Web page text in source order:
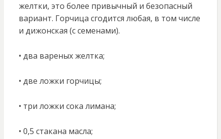
желтки, это более привычный и безопасный
вариант. Горчица сгодится любая, в том числе
и дижонская (с семенами).
• два вареных желтка;
• две ложки горчицы;
• три ложки сока лимана;
• 0,5 стакана масла;